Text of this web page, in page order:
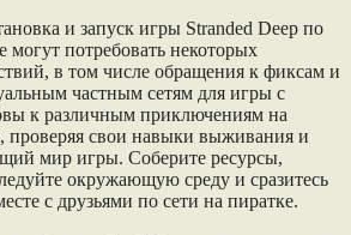
и запуск игры Stranded Deep по
могут потребовать некоторых
в том числе обращения к фиксам и
частным сетям для игры с
к различным приключениям на
проверяя свои навыки выживания и
мир игры. Соберите ресурсы,
окружающую среду и сразитесь
с друзьями по сети на пиратке.